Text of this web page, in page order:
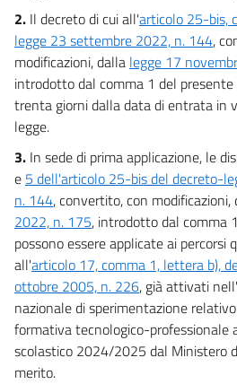
2. Il decreto di cui all'articolo 25-bis,
legge 23 settembre 2022, n. 144,
modificazioni, dalla legge 17
introdotto dal comma 1 del
trenta giorni dalla data di entrata in
legge.
3. In sede di prima applicazione, le
e 5 dell'articolo 25-bis del decreto-
n. 144, convertito, con modificazioni,
2022, n. 175, introdotto dal comma
possono essere applicate ai percorsi
all'articolo 17, comma 1, lettera b),
ottobre 2005, n. 226, già attivati
nazionale di sperimentazione
formativa tecnologico-
scolastico 2024/2025 dal Ministero
merito.